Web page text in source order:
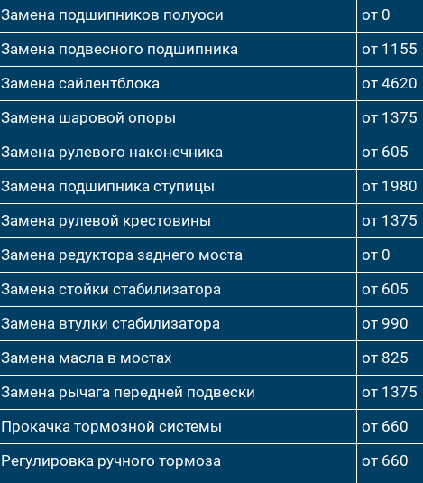
Замена подшипников полуоси
от 0
Замена подвесного подшипника
от 1155
Замена сайлентблока
от 4620
Замена шаровой опоры
от 1375
Замена рулевого наконечника
от 605
Замена подшипника ступицы
от 1980
Замена рулевой крестовины
от 1375
Замена редуктора заднего моста
от 0
Замена стойки стабилизатора
от 605
Замена втулки стабилизатора
от 990
Замена масла в мостах
от 825
Замена рычага передней подвески
от 1375
Прокачка тормозной системы
от 660
Регулировка ручного тормоза
от 660